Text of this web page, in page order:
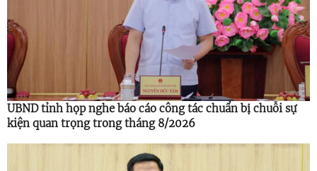
UBND tỉnh họp nghe báo cáo công tác chuẩn bị chuỗi sự
kiện quan trọng trong tháng 8/2026